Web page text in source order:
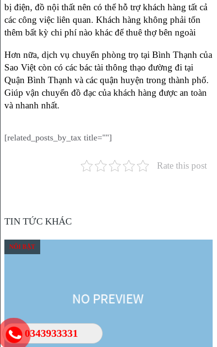
0343933331
bị điện, đồ nội thất nên có thể hỗ trợ khách hàng tất cả
các công việc liên quan. Khách hàng không phải tốn
thêm bất kỳ chi phí nào khác để thuê thợ bên ngoài
Hơn nữa, dịch vụ chuyển phòng trọ tại Bình Thạnh của
Sao Việt còn có các bác tài thông thạo đường đi tại
Quận Bình Thạnh và các quận huyện trong thành phố.
Giúp vận chuyển đồ đạc của khách hàng được an toàn
và nhanh nhất.
[related_posts_by_tax title=""]
Rate this post
TIN TỨC KHÁC
NỔI BẬT